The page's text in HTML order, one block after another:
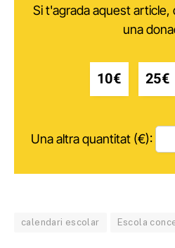
Si t'agrada aquest
una
10€ 25€
Una altra quantitat (€):
calendari escolar Escola